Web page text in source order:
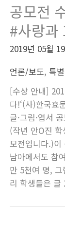
공모전
#사랑과
2019년 05월
언론/보도, 특
[수상 안내]
다!‘(사)한국효
글·그림·엽서
(작년 안O진
모전입니다.)이
남아에서도 참
만 5천여 명,
리 학생들은 글